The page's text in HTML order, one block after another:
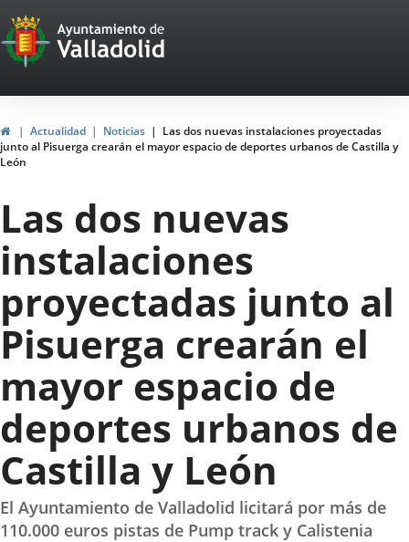
Portal
Web
del
Ayuntamiento
de
Valladolid
HomeActualidad Noticias
Las dos nuevas instalaciones proyectadas
junto al Pisuerga crearán el mayor espacio de deportes urbanos de Castilla y
León
Las dos nuevas
instalaciones
proyectadas junto al
Pisuerga crearán el
mayor espacio de
deportes urbanos de
Castilla y León
El Ayuntamiento de Valladolid licitará por más de
110.000 euros pistas de Pump track y Calistenia